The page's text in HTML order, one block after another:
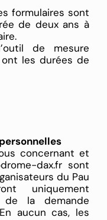
formulaires sont
de deux ans à
de mesure
ont les durées de
concernant et
dax.fr sont
du Pau
uniquement
la demande
aucun cas, les